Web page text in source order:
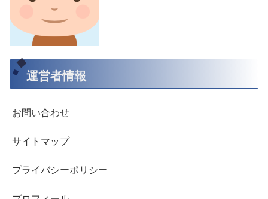
運営者情報
お問い合わせ
サイトマップ
プライバシーポリシー